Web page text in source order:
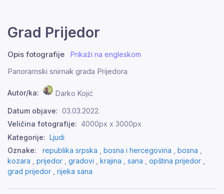
Grad Prijedor
Opis fotografije Prikaži na engleskom
Panoramski snimak grada Prijedora
Autor/ka: Darko Kojić
Datum objave: 03.03.2022.
Veličina fotografije: 4000px x 3000px
Kategorije: Ljudi
Oznake:
republika srpska bosna i hercegovina bosna
kozara
prijedor gradovi krajina sana opština prijedor
grad prijedor
rijeka sana